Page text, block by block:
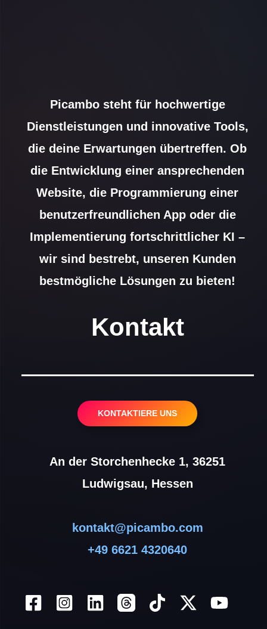
Picambo steht für hochwertige
Dienstleistungen und innovative Tools,
die deine Erwartungen übertreffen. Ob
die Entwicklung einer ansprechenden
Website, die Programmierung einer
benutzerfreundlichen App oder die
Implementierung fortschrittlicher KI –
wir sind bestrebt, unseren Kunden
bestmögliche Lösungen zu bieten!
Kontakt
KONTAKTIERE UNS
An der Storchenhecke 1, 36251
Ludwigsau, Hessen
kontakt@picambo.com
+49 6621 4320640